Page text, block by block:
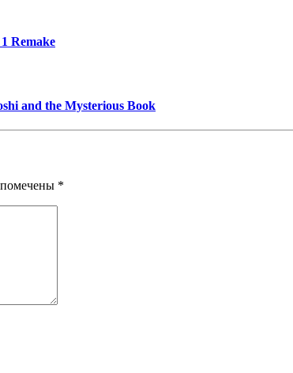
Remake
and the Mysterious Book
*